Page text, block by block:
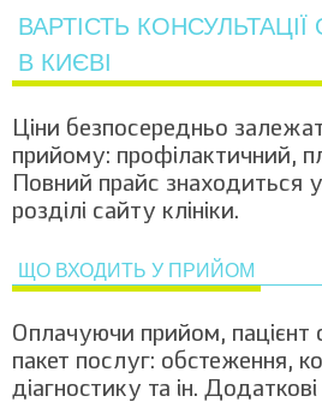
ВАРТІСТЬ
В КИЄВІ
Ціни безпосередньо
прийому: профілактичний,
Повний прайс знаходиться
розділі сайту клініки.
ЩО ВХОДИТЬ У ПРИЙОМ
Оплачуючи прийом, пацієнт
пакет послуг: обстеження,
діагностику та ін.